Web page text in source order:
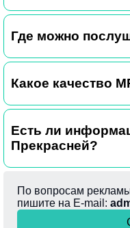
Где можно
Какое качество
Есть ли
Прекрасней?
По вопросам
пишите на E-mail: